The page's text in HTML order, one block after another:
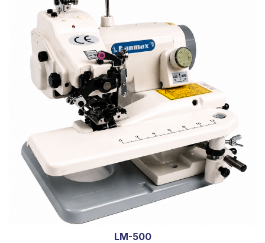
LM-500